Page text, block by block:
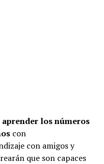
aprender los números
con
con amigos y
que son capaces